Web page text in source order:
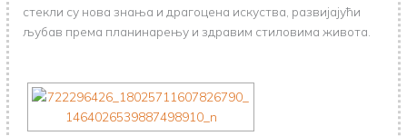
стекли су нова знања и драгоцена искуства, развијајући
љубав према планинарењу и здравим стиловима живота.